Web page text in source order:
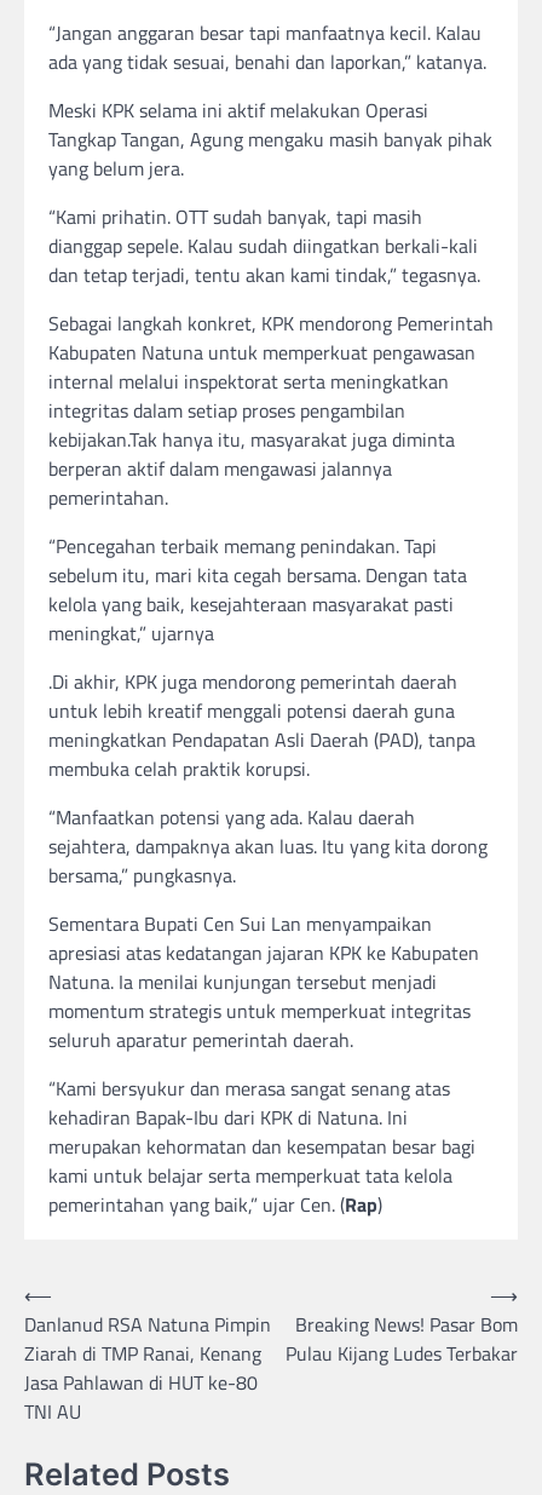
“Jangan anggaran besar tapi manfaatnya kecil. Kalau
ada yang tidak sesuai, benahi dan laporkan,” katanya.
Meski KPK selama ini aktif melakukan Operasi
Tangkap Tangan, Agung mengaku masih banyak pihak
yang belum jera.
“Kami prihatin. OTT sudah banyak, tapi masih
dianggap sepele. Kalau sudah diingatkan berkali-kali
dan tetap terjadi, tentu akan kami tindak,” tegasnya.
Sebagai langkah konkret, KPK mendorong Pemerintah
Kabupaten Natuna untuk memperkuat pengawasan
internal melalui inspektorat serta meningkatkan
integritas dalam setiap proses pengambilan
kebijakan.Tak hanya itu, masyarakat juga diminta
berperan aktif dalam mengawasi jalannya
pemerintahan.
“Pencegahan terbaik memang penindakan. Tapi
sebelum itu, mari kita cegah bersama. Dengan tata
kelola yang baik, kesejahteraan masyarakat pasti
meningkat,” ujarnya
.Di akhir, KPK juga mendorong pemerintah daerah
untuk lebih kreatif menggali potensi daerah guna
meningkatkan Pendapatan Asli Daerah (PAD), tanpa
membuka celah praktik korupsi.
“Manfaatkan potensi yang ada. Kalau daerah
sejahtera, dampaknya akan luas. Itu yang kita dorong
bersama,” pungkasnya.
Sementara Bupati Cen Sui Lan menyampaikan
apresiasi atas kedatangan jajaran KPK ke Kabupaten
Natuna. Ia menilai kunjungan tersebut menjadi
momentum strategis untuk memperkuat integritas
seluruh aparatur pemerintah daerah.
“Kami bersyukur dan merasa sangat senang atas
kehadiran Bapak-Ibu dari KPK di Natuna. Ini
merupakan kehormatan dan kesempatan besar bagi
kami untuk belajar serta memperkuat tata kelola
pemerintahan yang baik,” ujar Cen. (Rap)
Post
navigation
⟵
Danlanud RSA Natuna Pimpin
Ziarah di TMP Ranai, Kenang
Jasa Pahlawan di HUT ke-80
TNI AU
Breaking News! Pasar Bom
Pulau Kijang Ludes Terbakar
⟶
Related Posts